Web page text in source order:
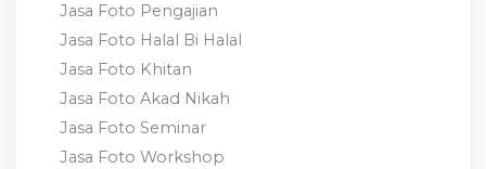
Jasa Foto Pengajian
Jasa Foto Halal Bi Halal
Jasa Foto Khitan
Jasa Foto Akad Nikah
Jasa Foto Seminar
Jasa Foto Workshop